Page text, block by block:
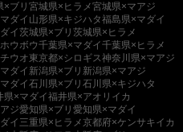
×ブリ 宮城県×ヒラメ宮城県×マアジ
ダイ 山形県×キジハタ福島県×マダイ
イ茨城県×ブリ 茨城県×ヒラメ
ウボウ千葉県×マダイ千葉県×ヒラメ
ウオ東京都×シロギス神奈川県×マアジ
ダイ 新潟県×ブリ 新潟県×マアジ
ダイ石川県×ブリ 石川県×キジハタ
県×マダイ福井県×アオリイカ
ジ愛知県×ブリ 愛知県×マダイ
イ 三重県×ヒラメ京都府×ケンサキイカ